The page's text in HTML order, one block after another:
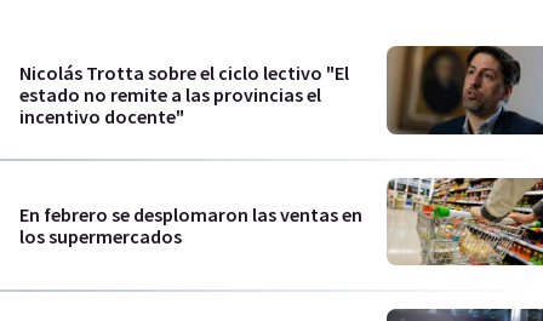
Nicolás Trotta sobre el ciclo lectivo "El
estado no remite a las provincias el
incentivo docente"
En febrero se desplomaron las ventas en
los supermercados